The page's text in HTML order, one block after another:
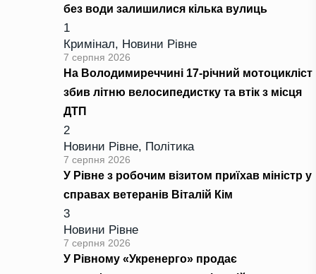
без води залишилися кілька вулиць
1
Кримінал, Новини Рівне
7 серпня 2026
На Володимиреччині 17-річний мотоцикліст
збив літню велосипедистку та втік з місця
ДТП
2
Новини Рівне, Політика
7 серпня 2026
У Рівне з робочим візитом приїхав міністр у
справах ветеранів Віталій Кім
3
Новини Рівне
7 серпня 2026
У Рівному «Укренерго» продає